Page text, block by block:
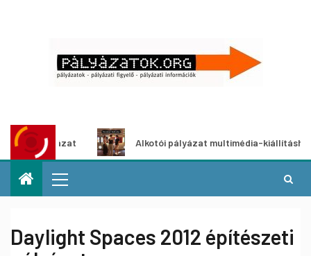
Alkotói pályázat multimédia-kiállításhoz
Daylight Spaces 2012 építészeti